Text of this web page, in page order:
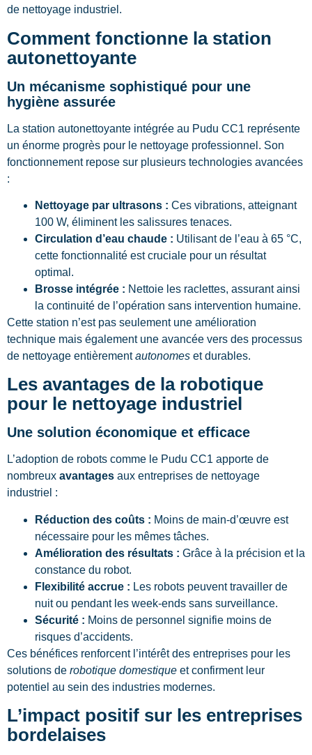
de nettoyage industriel.
Comment fonctionne la station
autonettoyante
Un mécanisme sophistiqué pour une
hygiène assurée
La station autonettoyante intégrée au Pudu CC1 représente
un énorme progrès pour le nettoyage professionnel. Son
fonctionnement repose sur plusieurs technologies avancées
:
Nettoyage par ultrasons : Ces vibrations, atteignant
100 W, éliminent les salissures tenaces.
Circulation d’eau chaude : Utilisant de l’eau à 65 °C,
cette fonctionnalité est cruciale pour un résultat
optimal.
Brosse intégrée : Nettoie les raclettes, assurant ainsi
la continuité de l’opération sans intervention humaine.
Cette station n’est pas seulement une amélioration
technique mais également une avancée vers des processus
de nettoyage entièrementautonomes et durables.
Les avantages de la robotique
pour le nettoyage industriel
Une solution économique et efficace
L’adoption de robots comme le Pudu CC1 apporte de
nombreux avantages aux entreprises de nettoyage
industriel :
Réduction des coûts : Moins de main-d’œuvre est
nécessaire pour les mêmes tâches.
Amélioration des résultats : Grâce à la précision et la
constance du robot.
Flexibilité accrue : Les robots peuvent travailler de
nuit ou pendant les week-ends sans surveillance.
Sécurité : Moins de personnel signifie moins de
risques d’accidents.
Ces bénéfices renforcent l’intérêt des entreprises pour les
solutions de robotique domestique et confirment leur
potentiel au sein des industries modernes.
L’impact positif sur les entreprises
bordelaises